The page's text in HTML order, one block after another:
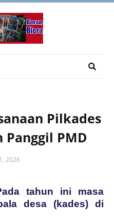
Pilkades
Panggil PMD
2026
tahun ini masa
desa (kades) di